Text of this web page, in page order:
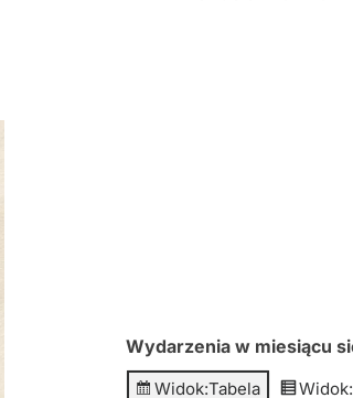
Wydarzenia w miesiącu
Widok:Tabela Widok: